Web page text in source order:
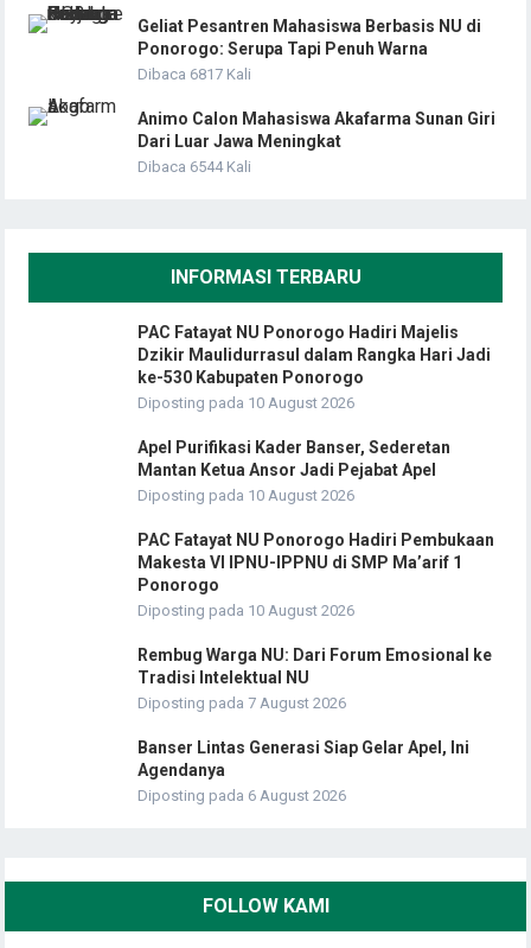
Geliat Pesantren Mahasiswa Berbasis NU di
Ponorogo: Serupa Tapi Penuh Warna
Dibaca 6817 Kali
Animo Calon Mahasiswa Akafarma Sunan Giri
Dari Luar Jawa Meningkat
Dibaca 6544 Kali
INFORMASI TERBARU
PAC Fatayat NU Ponorogo Hadiri Majelis
Dzikir Maulidurrasul dalam Rangka Hari Jadi
ke-530 Kabupaten Ponorogo
Diposting pada 10 August 2026
Apel Purifikasi Kader Banser, Sederetan
Mantan Ketua Ansor Jadi Pejabat Apel
Diposting pada 10 August 2026
PAC Fatayat NU Ponorogo Hadiri Pembukaan
Makesta VI IPNU-IPPNU di SMP Ma’arif 1
Ponorogo
Diposting pada 10 August 2026
Rembug Warga NU: Dari Forum Emosional ke
Tradisi Intelektual NU
Diposting pada 7 August 2026
Banser Lintas Generasi Siap Gelar Apel, Ini
Agendanya
Diposting pada 6 August 2026
FOLLOW KAMI